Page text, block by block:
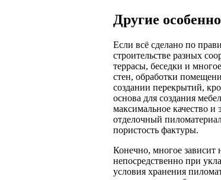
Другие
Если всё сделано по
строительстве разных
террасы, беседки и
стен, обработки
создании перекрытий,
основа для создания
максимальное качество и
отделочный
пористость фактуры.
Конечно, многое зависит
непосредственно при
условия хранения